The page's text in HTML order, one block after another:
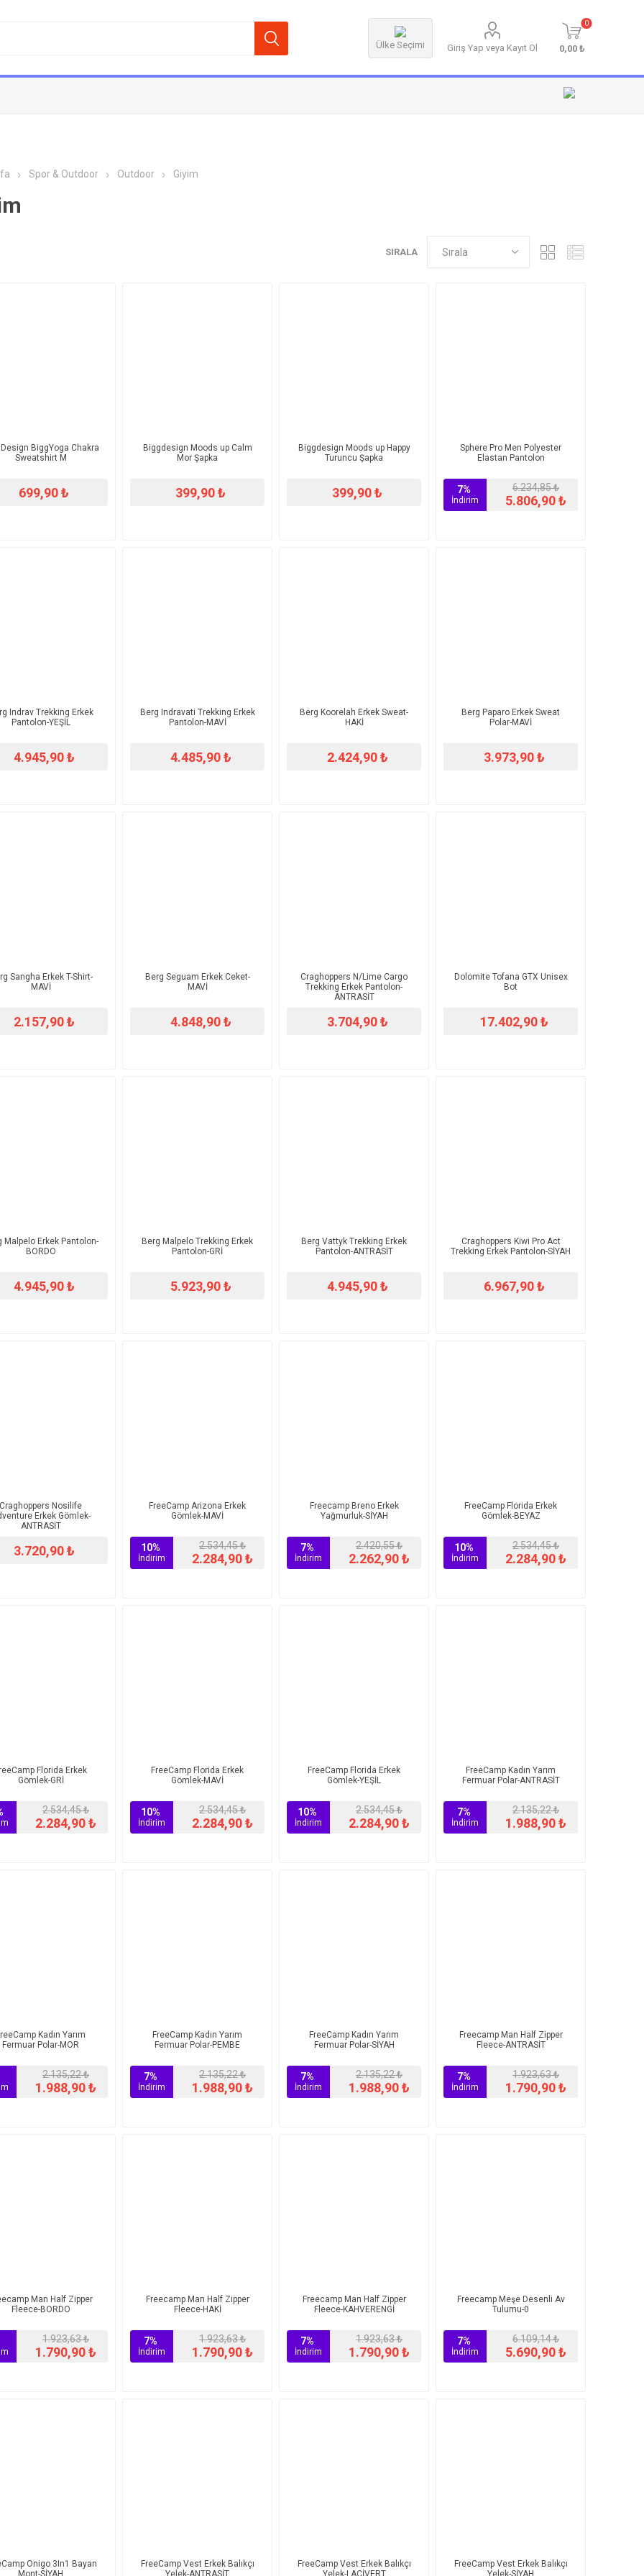
Ülke Seçimi Giriş Yap veya Kayıt Ol
0
0,00 ₺
Spor & Outdoor Outdoor Giyim
SIRALA
BiggYoga Chakra
Sweatshirt M
699,90 ₺
Biggdesign Moods up Calm
Mor Şapka
399,90 ₺
Biggdesign Moods up Happy
Turuncu Şapka
399,90 ₺
Sphere Pro Men Polyester
Elastan Pantolon
7%
İndirim
6.234,85 ₺
5.806,90 ₺
Indrav Trekking Erkek
Pantolon-YEŞİL
4.945,90 ₺
Berg Indravati Trekking Erkek
Pantolon-MAVİ
4.485,90 ₺
Berg Koorelah Erkek Sweat-
HAKİ
2.424,90 ₺
Berg Paparo Erkek Sweat
Polar-MAVİ
3.973,90 ₺
Sangha Erkek T-Shirt-
MAVİ
2.157,90 ₺
Berg Seguam Erkek Ceket-
MAVİ
4.848,90 ₺
Craghoppers N/Lime Cargo
Trekking Erkek Pantolon-
ANTRASİT
3.704,90 ₺
Dolomite Tofana GTX Unisex
Bot
17.402,90 ₺
Malpelo Erkek Pantolon-
BORDO
4.945,90 ₺
Berg Malpelo Trekking Erkek
Pantolon-GRİ
5.923,90 ₺
Berg Vattyk Trekking Erkek
Pantolon-ANTRASİT
4.945,90 ₺
Craghoppers Kiwi Pro Act
Trekking Erkek Pantolon-SİYAH
6.967,90 ₺
Craghoppers Nosilife
Erkek Gömlek-
ANTRASİT
3.720,90 ₺
FreeCamp Arizona Erkek
Gömlek-MAVİ
10%
İndirim
2.534,45 ₺
2.284,90 ₺
Freecamp Breno Erkek
Yağmurluk-SİYAH
7%
İndirim
2.420,55 ₺
2.262,90 ₺
FreeCamp Florida Erkek
Gömlek-BEYAZ
10%
İndirim
2.534,45 ₺
2.284,90 ₺
Florida Erkek
Gömlek-GRİ
2.534,45 ₺
2.284,90 ₺
FreeCamp Florida Erkek
Gömlek-MAVİ
10%
İndirim
2.534,45 ₺
2.284,90 ₺
FreeCamp Florida Erkek
Gömlek-YEŞİL
10%
İndirim
2.534,45 ₺
2.284,90 ₺
FreeCamp Kadın Yarım
Fermuar Polar-ANTRASİT
7%
İndirim
2.135,22 ₺
1.988,90 ₺
Kadın Yarım
Fermuar Polar-MOR
2.135,22 ₺
1.988,90 ₺
FreeCamp Kadın Yarım
Fermuar Polar-PEMBE
7%
İndirim
2.135,22 ₺
1.988,90 ₺
FreeCamp Kadın Yarım
Fermuar Polar-SİYAH
7%
İndirim
2.135,22 ₺
1.988,90 ₺
Freecamp Man Half Zipper
Fleece-ANTRASİT
7%
İndirim
1.923,63 ₺
1.790,90 ₺
Man Half Zipper
Fleece-BORDO
1.923,63 ₺
1.790,90 ₺
Freecamp Man Half Zipper
Fleece-HAKİ
7%
İndirim
1.923,63 ₺
1.790,90 ₺
Freecamp Man Half Zipper
Fleece-KAHVERENGİ
7%
İndirim
1.923,63 ₺
1.790,90 ₺
Freecamp Meşe Desenli Av
Tulumu-0
7%
İndirim
6.109,14 ₺
5.690,90 ₺
Onigo 3In1 Bayan
FreeCamp Vest Erkek Balıkçı
FreeCamp Vest Erkek Balıkçı
FreeCamp Vest Erkek Balıkçı